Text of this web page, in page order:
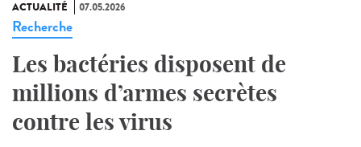
ACTUALITÉ 07.05.2026
Recherche
Les bactéries disposent de
millions d’armes secrètes
contre les virus